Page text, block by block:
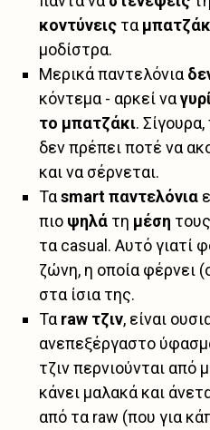
κοντύνεις τα
μοδίστρα.
Μερικά παντελόνια
κόντεμα - αρκεί να
το μπατζάκι.
δεν πρέπει ποτέ να
και να σέρνεται.
Ταsmart παντελόνια
πιο ψηλά τη μέση
τα casual. Αυτό γιατί
ζώνη, η οποία φέρνει
στα ίσια της.
Τα raw τζιν, είναι
ανεπεξέργαστο
τζιν περνιούνται από
κάνει μαλακά και
από τα raw (που για